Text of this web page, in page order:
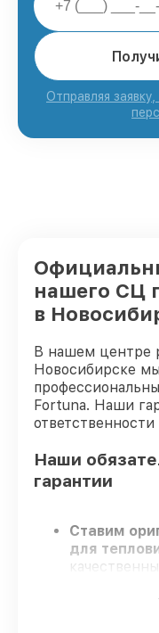
Отправляя
нашего СЦ
в
В нашем центре
Новосибирске
Fortuna. Наши
Наши
гарантии
Ставим
для